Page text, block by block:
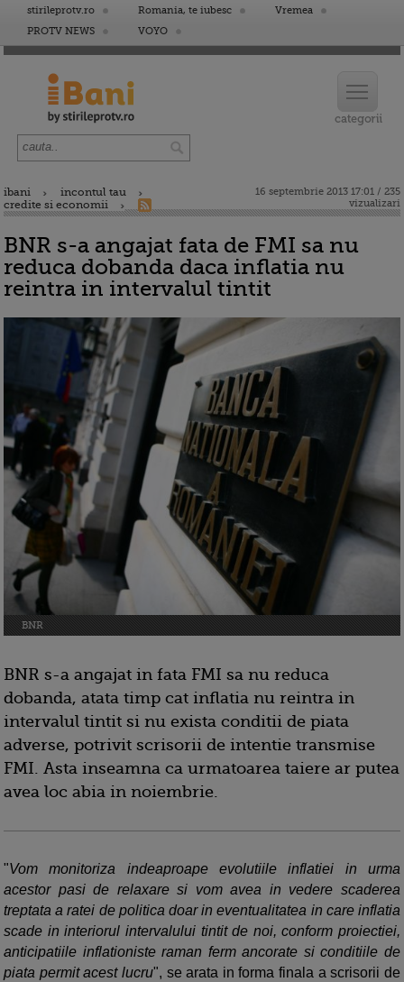
stirileprotv.ro Romania, te iubesc
Vremea
PROTV NEWS
VOYO
ibani
incontul tau
credite si economii
16 septembrie 2013 17:01 / 235
vizualizari
BNR s-a angajat fata de FMI sa nu
reduca dobanda daca inflatia nu
reintra in intervalul tintit
BNR
BNR s-a angajat in fata FMI sa nu reduca
dobanda, atata timp cat inflatia nu reintra in
intervalul tintit si nu exista conditii de piata
adverse, potrivit scrisorii de intentie transmise
FMI. Asta inseamna ca urmatoarea taiere ar putea
avea loc abia in noiembrie.
"Vom monitoriza indeaproape evolutiile inflatiei in urma
acestor pasi de relaxare si vom avea in vedere scaderea
treptata a ratei de politica doar in eventualitatea in care inflatia
scade in interiorul intervalului tintit de noi, conform proiectiei,
anticipatiile inflationiste raman ferm ancorate si conditiile de
piata permit acest lucru", se arata in forma finala a scrisorii de